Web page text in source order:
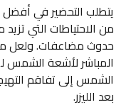
يتطلب التحضير في أفضل
من الاحتياطات التي
حدوث مضاعفات. ولعل
المباشر لأشعة الشمس
الشمس إلى تفاقم
بعد الليزر.